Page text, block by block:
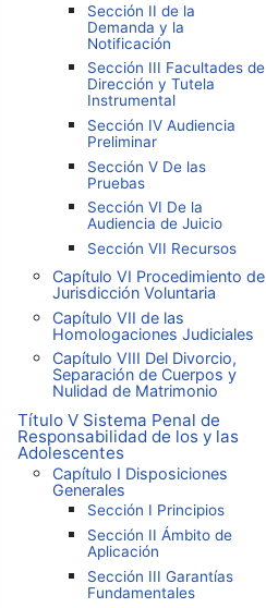
Sección II de la
Demanda y la
Notificación
Sección III Facultades de
Dirección y Tutela
Instrumental
Sección IV Audiencia
Preliminar
Sección V De las
Pruebas
Sección VI De la
Audiencia de Juicio
Sección VII Recursos
Capítulo VI Procedimiento de
Jurisdicción Voluntaria
Capítulo VII de las
Homologaciones Judiciales
Capítulo VIII Del Divorcio,
Separación de Cuerpos y
Nulidad de Matrimonio
Título V Sistema Penal de
Responsabilidad de los y las
Adolescentes
Capítulo I Disposiciones
Generales
Sección I Principios
Sección II Ámbito de
Aplicación
Sección III Garantías
Fundamentales